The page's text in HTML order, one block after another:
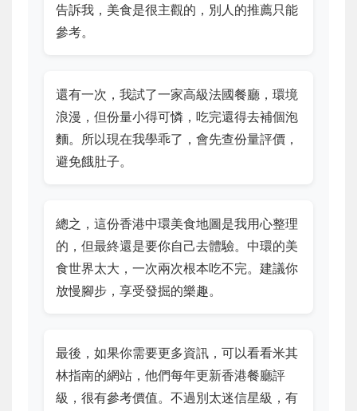
告訴我，美食是很主觀的，別人的推薦只能
參考。
還有一次，我試了一家高級法國餐廳，環境
浪漫，但份量小得可憐，吃完還得去補個泡
麵。所以現在我學乖了，會先查份量評價，
避免餓肚子。
總之，這份香港中環美食地圖是我用心整理
的，但最終還是要你自己去體驗。中環的美
食世界太大，一次兩次根本吃不完。建議你
放慢腳步，享受發掘的樂趣。
最後，如果你需要更多資訊，可以看看米其
林指南的網站，他們每年更新香港餐廳評
級，很有參考價值。不過別太迷信星級，有